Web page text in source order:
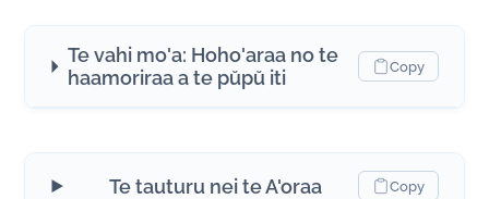
Te vahi mo'a: Hoho'araa no te
haamoriraa a te pŭpŭ iti
Copy
Te tauturu nei te A'oraa Copy